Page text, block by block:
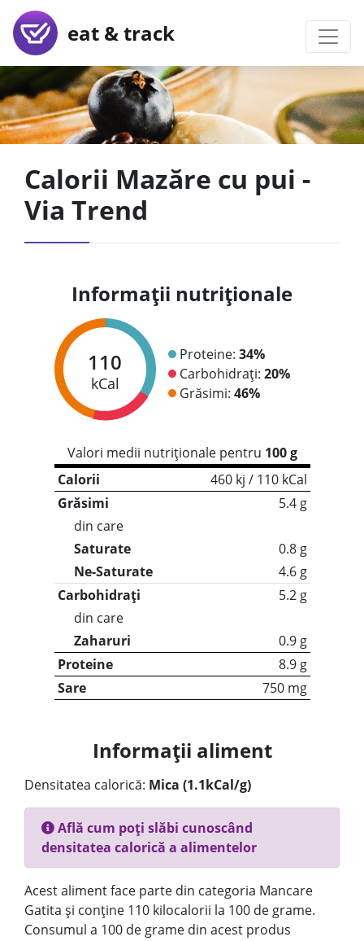
eat & track
Calorii Mazăre cu pui -
Via Trend
Informații nutriționale
110
kCal
Proteine: 34%
Carbohidrați: 20%
Grăsimi: 46%
Valori medii nutriționale pentru 100 g
Calorii
460 kj / 110 kCal
Grăsimi
5.4 g
din care
Saturate
0.8 g
Ne-Saturate
4.6 g
Carbohidrați
5.2 g
din care
Zaharuri
0.9 g
Proteine
8.9 g
Sare
750 mg
Informații aliment
Densitatea calorică: Mica (1.1kCal/g)
Află cum poți slăbi cunoscând
densitatea calorică a alimentelor
Acest aliment face parte din categoria Mancare
Gatita și conține 110 kilocalorii la 100 de grame.
Consumul a 100 de grame din acest produs